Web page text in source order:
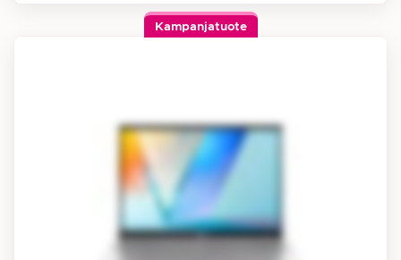
Kampanjatuote